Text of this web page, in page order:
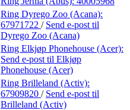
Ring Dyrego Zoo (Acana):
67971722 / Send e-post til
Dyrego Zoo (Acana)
Ring Elkjøp Phonehouse (Acer):
Send e-post til Elkjøp
Phonehouse (Acer)
Ring Brilleland (Activ):
67909820 / Send e-post til
Brilleland (Activ)